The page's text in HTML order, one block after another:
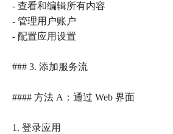
- 查看和编辑所有内容
- 管理用户账户
- 配置应用设置
### 3. 添加服务流
#### 方法 A：通过 Web 界面
1. 登录应用